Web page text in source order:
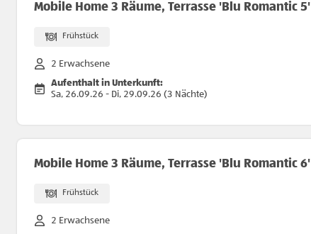
Mobile Home 3 Räume, Terrasse 'Blu Romantic 5'
Frühstück
2 Erwachsene
Aufenthalt in Unterkunft:
Sa, 26.09.26 - Di, 29.09.26 (3 Nächte)
Mobile Home 3 Räume, Terrasse 'Blu Romantic 6'
Frühstück
2 Erwachsene